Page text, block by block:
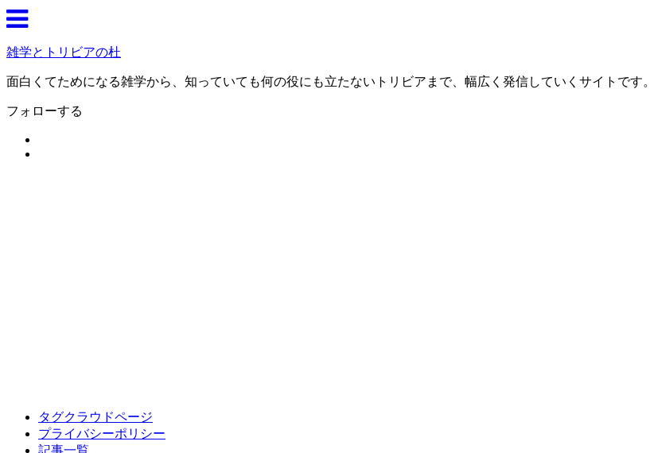
雑学とトリビアの杜
面白くてためになる雑学から、知っていても何の役にも立たないトリビアまで、幅広く発信していくサイトです。
フォローする
タグクラウドページ
プライバシーポリシー
記事一覧